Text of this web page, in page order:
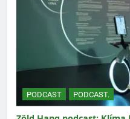
PODCAST PODCAST.